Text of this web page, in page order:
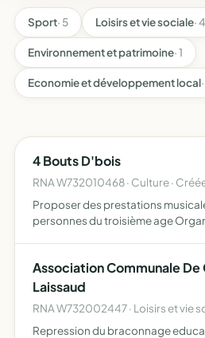
Sport· 5 Loisirs et vie sociale· 4
Environnement et patrimoine· 1
Economie et développement local
4 Bouts D'bois
RNA W732010468 · Culture ·
Proposer des prestations
personnes du troisième age
retraites, Ecoles, …
Association Communale De
Laissaud
RNA W732002447 · Loisirs et vie
Repression du braconnage